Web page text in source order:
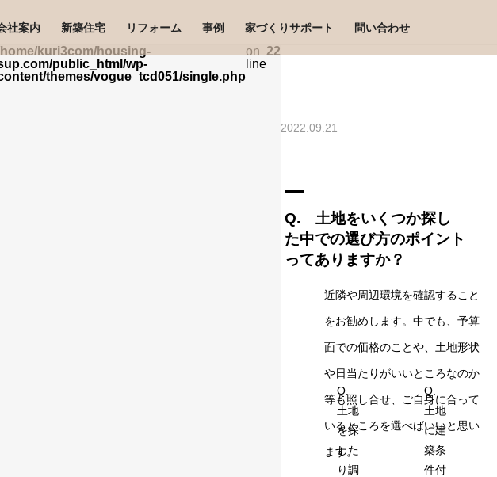
社案内 新築住宅 リフォーム 事例 家づくりサポート 問い合わせ
kuri3com/housing-
public_html/wp-
themes/vogue_tcd051/single.php
on
line
22
2022.09.21
A
Q. ⼟地をいくつか探し
た中での選び⽅のポイント
ってありますか？
近隣や周辺環境を確認すること
をお勧めします。中でも、予算
⾯での価格のことや、⼟地形状
や⽇当たりがいいところなのか
等も照し合せ、ご⾃⾝に合って
いるところを選べばいいと思い
ます。
Q.
⼟地
を探
した
り調
Q.
⼟地
に建
築条
件付